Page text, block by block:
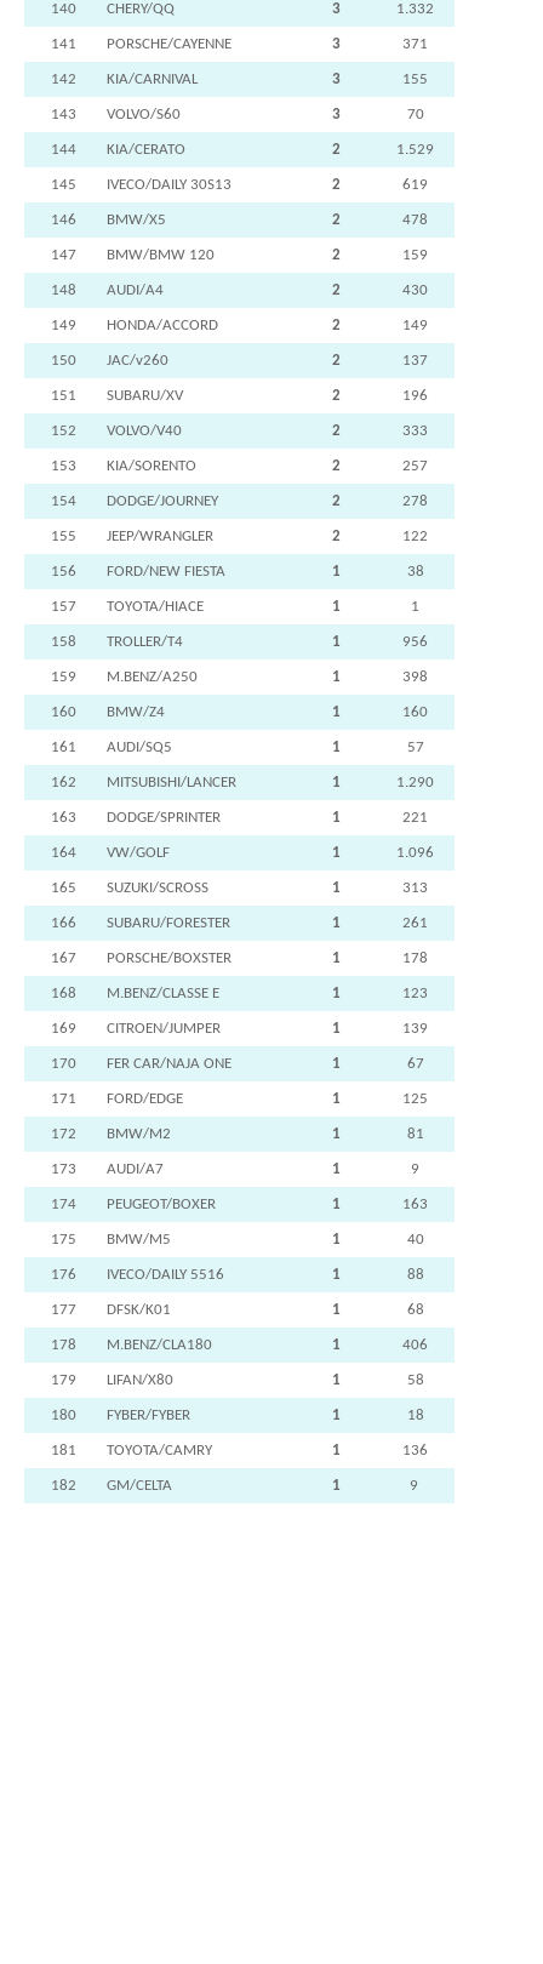
140 CHERY/QQ 3 1.332
141 PORSCHE/CAYENNE 3 371
142 KIA/CARNIVAL 3 155
143 VOLVO/S60 3 70
144 KIA/CERATO 2 1.529
145 IVECO/DAILY 30S13 2 619
146 BMW/X5 2 478
147 BMW/BMW 120 2 159
148 AUDI/A4 2 430
149 HONDA/ACCORD 2 149
150 JAC/v260 2 137
151 SUBARU/XV 2 196
152 VOLVO/V40 2 333
153 KIA/SORENTO 2 257
154 DODGE/JOURNEY 2 278
155 JEEP/WRANGLER 2 122
156 FORD/NEW FIESTA 1 38
157 TOYOTA/HIACE 1 1
158 TROLLER/T4 1 956
159 M.BENZ/A250 1 398
160 BMW/Z4 1 160
161 AUDI/SQ5 1 57
162 MITSUBISHI/LANCER 1 1.290
163 DODGE/SPRINTER 1 221
164 VW/GOLF 1 1.096
165 SUZUKI/SCROSS 1 313
166 SUBARU/FORESTER 1 261
167 PORSCHE/BOXSTER 1 178
168 M.BENZ/CLASSE E 1 123
169 CITROEN/JUMPER 1 139
170 FER CAR/NAJA ONE 1 67
171 FORD/EDGE 1 125
172 BMW/M2 1 81
173 AUDI/A7 1 9
174 PEUGEOT/BOXER 1 163
175 BMW/M5 1 40
176 IVECO/DAILY 5516 1 88
177 DFSK/K01 1 68
178 M.BENZ/CLA180 1 406
179 LIFAN/X80 1 58
180 FYBER/FYBER 1 18
181 TOYOTA/CAMRY 1 136
182 GM/CELTA 1 9